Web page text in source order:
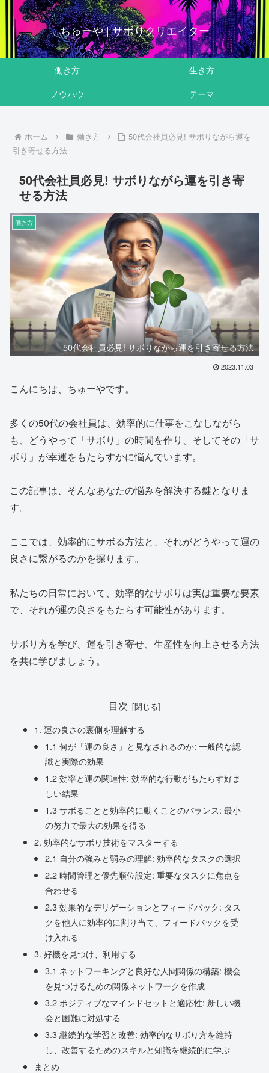
ちゅーや | サボりクリエイター
働き方
生き方
ノウハウ
テーマ
ホーム 働き方
50代会社員必見! サボりながら運を
引き寄せる方法
50代会社員必見! サボりながら運を引き寄
せる方法
働き方
50代会社員必見! サボりながら運を引き寄せる方法
2023.11.03
こんにちは、ちゅーやです。
多くの50代の会社員は、効率的に仕事をこなしながら
も、どうやって「サボり」の時間を作り、そしてその「サ
ボり」が幸運をもたらすかに悩んでいます。
この記事は、そんなあなたの悩みを解決する鍵となりま
す。
ここでは、効率的にサボる方法と、それがどうやって運の
良さに繋がるのかを探ります。
私たちの日常において、効率的なサボりは実は重要な要素
で、それが運の良さをもたらす可能性があります。
サボり方を学び、運を引き寄せ、生産性を向上させる方法
を共に学びましょう。
目次
1. 運の良さの裏側を理解する
1.1 何が「運の良さ」と見なされるのか: 一般的な認
識と実際の効果
1.2 効率と運の関連性: 効率的な行動がもたらす好ま
しい結果
1.3 サボることと効率的に動くことのバランス: 最小
の努力で最大の効果を得る
2. 効率的なサボり技術をマスターする
2.1 自分の強みと弱みの理解: 効率的なタスクの選択
2.2 時間管理と優先順位設定: 重要なタスクに焦点を
合わせる
2.3 効果的なデリゲーションとフィードバック: タス
クを他人に効率的に割り当て、フィードバックを受
け入れる
3. 好機を見つけ、利用する
3.1 ネットワーキングと良好な人間関係の構築: 機会
を見つけるための関係ネットワークを作成
3.2 ポジティブなマインドセットと適応性: 新しい機
会と困難に対処する
3.3 継続的な学習と改善: 効率的なサボり方を維持
し、改善するためのスキルと知識を継続的に学ぶ
まとめ